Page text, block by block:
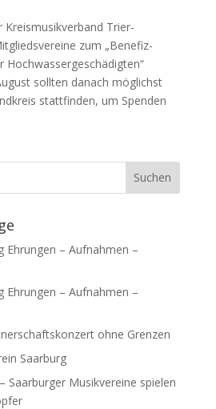
Kreismusikverband Trier-
zum „Benefiz-
Hochwassergeschädigten“
sollten danach möglichst
stattfinden, um Spenden
Ehrungen – Aufnahmen –
Ehrungen – Aufnahmen –
ohne Grenzen
Saarburg
Saarburger Musikvereine spielen